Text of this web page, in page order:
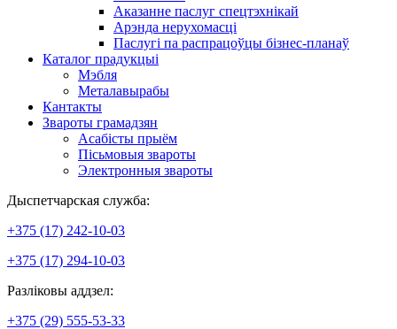
Аказанне паслуг спецтэхнікай
Арэнда нерухомасці
Паслугі па распрацоўцы бізнес-планаў
Каталог прадукцыі
Мэбля
Металавырабы
Кантакты
Звароты грамадзян
Асабісты прыём
Пісьмовыя звароты
Электронныя звароты
Дыспетчарская служба:
+375 (17) 242-10-03
+375 (17) 294-10-03
Разліковы аддзел:
+375 (29) 555-53-33